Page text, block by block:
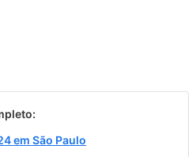
em São Paulo